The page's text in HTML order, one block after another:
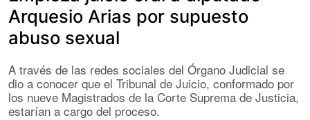
Arquesio Arias por supuesto
abuso sexual
A través de las redes sociales del Órgano Judicial se
dio a conocer que el Tribunal de Juicio, conformado por
los nueve Magistrados de la Corte Suprema de Justicia,
estarían a cargo del proceso.